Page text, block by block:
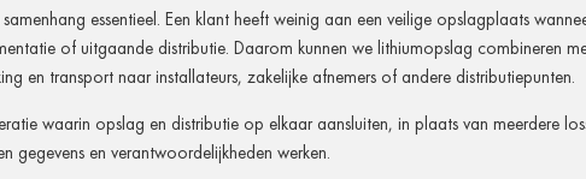
essentieel. Een klant heeft weinig aan een veilige opslagplaats
of uitgaande distributie. Daarom kunnen we lithiumopslag combineren
en transport naar installateurs, zakelijke afnemers of andere distributiepunten.
waarin opslag en distributie op elkaar aansluiten, in plaats van meerdere
gegevens en verantwoordelijkheden werken.